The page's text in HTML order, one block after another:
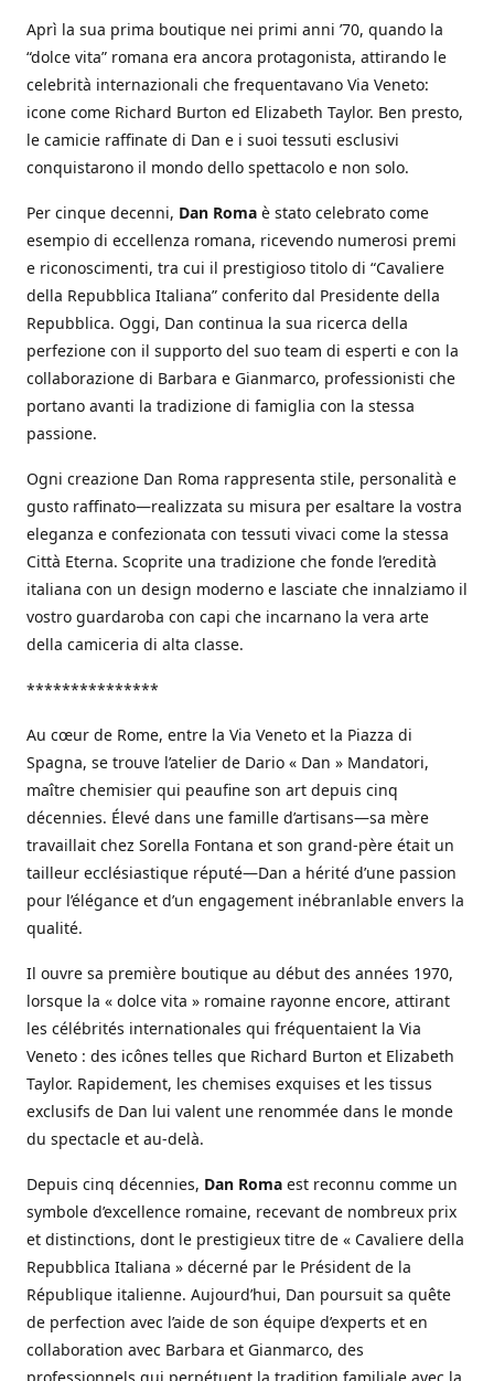
Aprì la sua prima boutique nei primi anni ’70, quando la
“dolce vita” romana era ancora protagonista, attirando le
celebrità internazionali che frequentavano Via Veneto:
icone come Richard Burton ed Elizabeth Taylor. Ben presto,
le camicie raffinate di Dan e i suoi tessuti esclusivi
conquistarono il mondo dello spettacolo e non solo.
Per cinque decenni, Dan Roma è stato celebrato come
esempio di eccellenza romana, ricevendo numerosi premi
e riconoscimenti, tra cui il prestigioso titolo di “Cavaliere
della Repubblica Italiana” conferito dal Presidente della
Repubblica. Oggi, Dan continua la sua ricerca della
perfezione con il supporto del suo team di esperti e con la
collaborazione di Barbara e Gianmarco, professionisti che
portano avanti la tradizione di famiglia con la stessa
passione.
Ogni creazione Dan Roma rappresenta stile, personalità e
gusto raffinato—realizzata su misura per esaltare la vostra
eleganza e confezionata con tessuti vivaci come la stessa
Città Eterna. Scoprite una tradizione che fonde l’eredità
italiana con un design moderno e lasciate che innalziamo il
vostro guardaroba con capi che incarnano la vera arte
della camiceria di alta classe.
***************
Au cœur de Rome, entre la Via Veneto et la Piazza di
Spagna, se trouve l’atelier de Dario « Dan » Mandatori,
maître chemisier qui peaufine son art depuis cinq
décennies. Élevé dans une famille d’artisans—sa mère
travaillait chez Sorella Fontana et son grand-père était un
tailleur ecclésiastique réputé—Dan a hérité d’une passion
pour l’élégance et d’un engagement inébranlable envers la
qualité.
Il ouvre sa première boutique au début des années 1970,
lorsque la « dolce vita » romaine rayonne encore, attirant
les célébrités internationales qui fréquentaient la Via
Veneto : des icônes telles que Richard Burton et Elizabeth
Taylor. Rapidement, les chemises exquises et les tissus
exclusifs de Dan lui valent une renommée dans le monde
du spectacle et au-delà.
Depuis cinq décennies, Dan Roma est reconnu comme un
symbole d’excellence romaine, recevant de nombreux prix
et distinctions, dont le prestigieux titre de « Cavaliere della
Repubblica Italiana » décerné par le Président de la
République italienne. Aujourd’hui, Dan poursuit sa quête
de perfection avec l’aide de son équipe d’experts et en
collaboration avec Barbara et Gianmarco, des